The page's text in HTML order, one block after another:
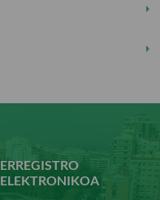
ERREGISTRO
ELEKTRONIKOA